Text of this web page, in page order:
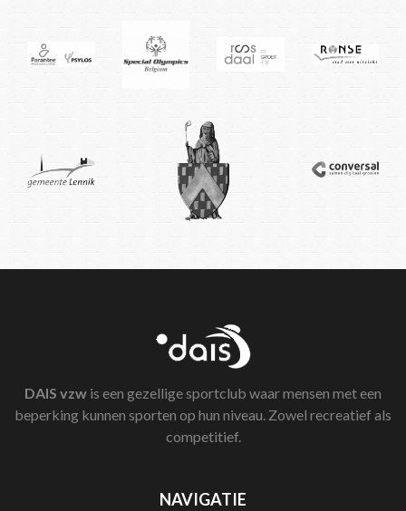
DAIS vzw is een gezellige sportclub waar mensen met een
beperking kunnen sporten op hun niveau. Zowel recreatief als
competitief.
NAVIGATIE